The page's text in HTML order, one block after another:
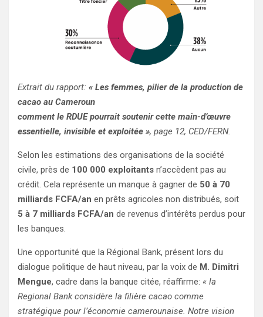
Extrait du rapport: « Les femmes, pilier de la production de
cacao au Cameroun
comment le RDUE pourrait soutenir cette main-d’œuvre
essentielle, invisible et exploitée », page 12, CED/FERN.
Selon les estimations des organisations de la société
civile, près de 100 000 exploitants n’accèdent pas au
crédit. Cela représente un manque à gagner de 50 à 70
milliards FCFA/an en prêts agricoles non distribués, soit
5 à 7 milliards FCFA/an de revenus d’intérêts perdus pour
les banques.
Une opportunité que la Régional Bank, présent lors du
dialogue politique de haut niveau, par la voix de M. Dimitri
Mengue, cadre dans la banque citée, réaffirme: « la
Regional Bank considère la filière cacao comme
stratégique pour l’économie camerounaise. Notre vision